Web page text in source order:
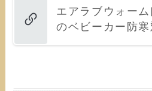
エアラブウォー
のベビーカー防寒